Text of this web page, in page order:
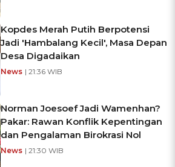
Kopdes Merah Putih Berpotensi
Jadi 'Hambalang Kecil', Masa Depan
Desa Digadaikan
News | 21:36 WIB
Norman Joesoef Jadi Wamenhan?
Pakar: Rawan Konflik Kepentingan
dan Pengalaman Birokrasi Nol
News | 21:30 WIB